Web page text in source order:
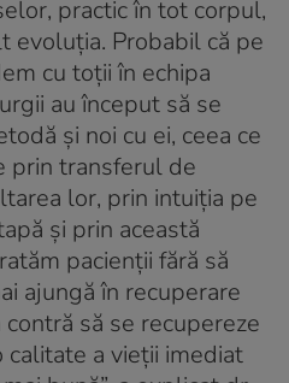
practic în tot corpul,
evoluția. Probabil că pe
cu toții în echipa
au început să se
și noi cu ei, ceea ce
prin transferul de
lor, prin intuiția pe
și prin această
pacienții fără să
ajungă în recuperare
să se recupereze
calitate a vieții imediat